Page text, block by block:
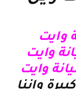
وايت
وايت
وايت